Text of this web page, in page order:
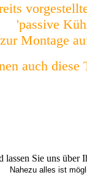
'passive
Montage
auch
lassen Sie uns über
Nahezu alles ist